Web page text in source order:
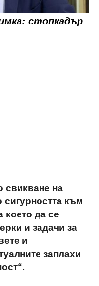
стопкадър
свикване на
към
което да се
и задачи за
и
заплахи